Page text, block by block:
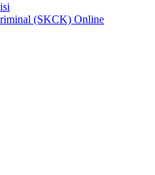
(SKCK) Online